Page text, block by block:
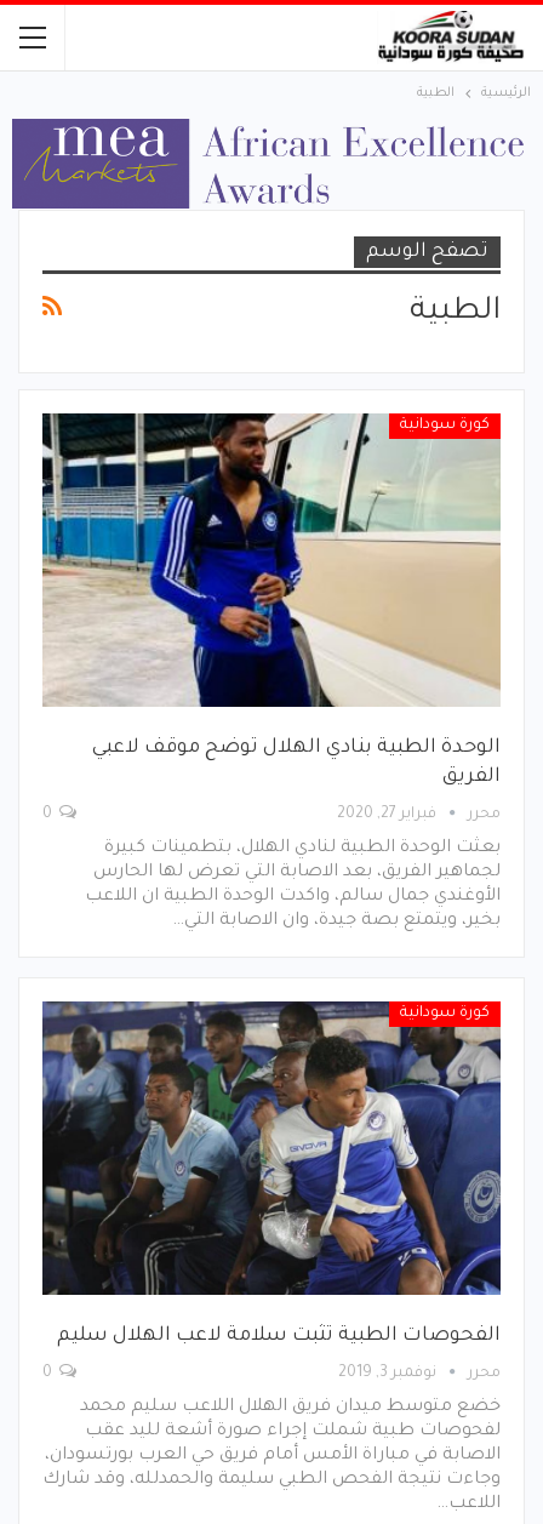
الرئيسية الطبية
تصفح الوسم
الطبية
كورة سودانية
الوحدة الطبية بنادي الهلال توضح موقف لاعبي
الفريق
محرر فبراير 27, 2020
بعثت الوحدة الطبية لنادي الهلال، بتطمينات كبيرة
لجماهير الفريق، بعد الاصابة التي تعرض لها الحارس
الأوغندي جمال سالم، واكدت الوحدة الطبية ان اللاعب
بخير، ويتمتع بصة جيدة، وان الاصابة التي…
كورة سودانية
الفحوصات الطبية تثبت سلامة لاعب الهلال سليم
محرر نوفمبر 3, 2019
خضع متوسط ميدان فريق الهلال اللاعب سليم محمد
لفحوصات طبية شملت إجراء صورة أشعة لليد عقب
الاصابة في مباراة الأمس أمام فريق حي العرب بورتسودان،
وجاءت نتيجة الفحص الطبي سليمة والحمدلله، وقد شارك
اللاعب…